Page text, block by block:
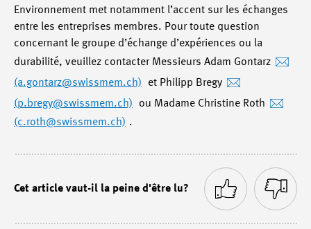
Environnement met notamment l’accent sur les échanges
entre les entreprises membres. Pour toute question
concernant le groupe d’échange d’expériences ou la
durabilité, veuillez contacter Messieurs Adam Gontarz
(a.gontarz@swissmem.ch)
et Philipp Bregy
(p.bregy@swissmem.ch)
ou Madame Christine Roth
(c.roth@swissmem.ch) .
Cet article vaut-il la peine d'être lu?